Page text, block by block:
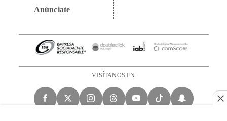
Anúnciate
VISÍTANOS EN